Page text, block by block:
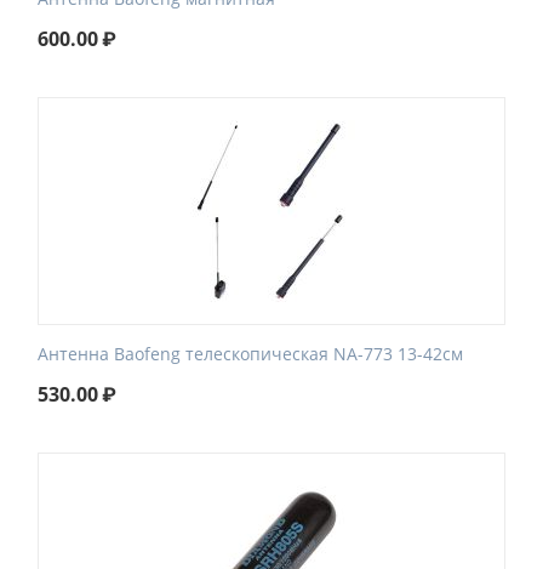
600.00₽
Антенна Baofeng телескопическая NA-773 13-42см
530.00₽